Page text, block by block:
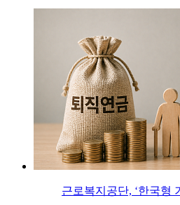
근로복지공단, ‘한국형